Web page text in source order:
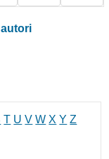
T U V W X Y Z